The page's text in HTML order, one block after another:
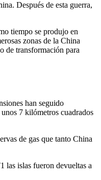
Después de esta guerra,
tiempo se produjo en
zonas de la China
de transformación para
han seguido
7 kilómetros cuadrados
de gas que tanto China
las islas fueron devueltas a